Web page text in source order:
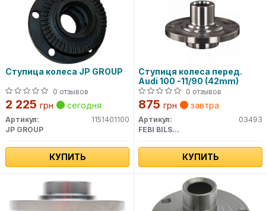
Ступица колеса JP GROUP
0 отзывов
2 225 грн сегодня
Артикул:
1151401100
JP GROUP
КУПИТЬ
Ступиця колеса перед.
Audi 100 -11/90 (42mm)
0 отзывов
875 грн завтра
Артикул:
03493
FEBI BILSTEIN
КУПИТЬ